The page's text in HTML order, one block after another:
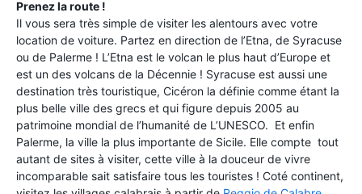
Prenez la route !
Il vous sera très simple de visiter les alentours avec votre
location de voiture. Partez en direction de l’Etna, de Syracuse
ou de Palerme ! L’Etna est le volcan le plus haut d’Europe et
est un des volcans de la Décennie ! Syracuse est aussi une
destination très touristique, Cicéron la définie comme étant la
plus belle ville des grecs et qui figure depuis 2005 au
patrimoine mondial de l’humanité de L’UNESCO. Et enfin
Palerme, la ville la plus importante de Sicile. Elle compte tout
autant de sites à visiter, cette ville à la douceur de vivre
incomparable sait satisfaire tous les touristes ! Coté continent,